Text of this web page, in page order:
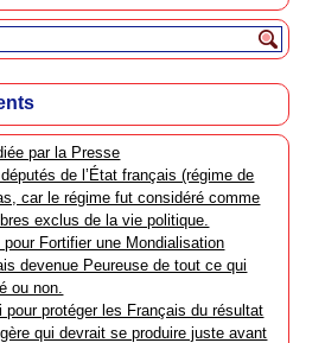
par la Presse
de l’État français (régime de
car le régime fut considéré comme
exclus de la vie politique.
Fortifier une Mondialisation
devenue Peureuse de tout ce qui
ou non.
pour protéger les Français du résultat
qui devrait se produire juste avant